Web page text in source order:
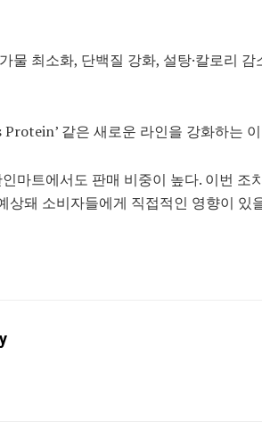
물 최소화, 단백질 강화, 설탕·칼로리
Protein’ 같은 새로운 라인을 강화하는
마트에서도 판매 비중이 높다. 이번 조
상돼 소비자들에게 직접적인 영향이 있